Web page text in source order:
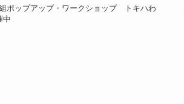
ポップアップ・ワークショップ トキハわ
中